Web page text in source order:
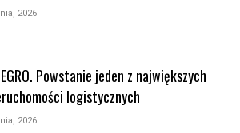
2026
Powstanie jeden z największych
logistycznych
2026